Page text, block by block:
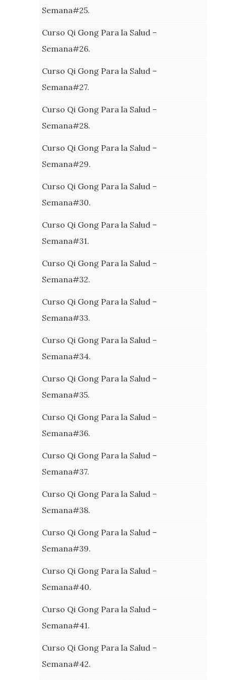
Semana#25.
Curso Qi Gong Para la Salud –
Semana#26.
Curso Qi Gong Para la Salud –
Semana#27.
Curso Qi Gong Para la Salud –
Semana#28.
Curso Qi Gong Para la Salud –
Semana#29.
Curso Qi Gong Para la Salud –
Semana#30.
Curso Qi Gong Para la Salud –
Semana#31.
Curso Qi Gong Para la Salud –
Semana#32.
Curso Qi Gong Para la Salud –
Semana#33.
Curso Qi Gong Para la Salud –
Semana#34.
Curso Qi Gong Para la Salud –
Semana#35.
Curso Qi Gong Para la Salud –
Semana#36.
Curso Qi Gong Para la Salud –
Semana#37.
Curso Qi Gong Para la Salud –
Semana#38.
Curso Qi Gong Para la Salud –
Semana#39.
Curso Qi Gong Para la Salud –
Semana#40.
Curso Qi Gong Para la Salud –
Semana#41.
Curso Qi Gong Para la Salud –
Semana#42.